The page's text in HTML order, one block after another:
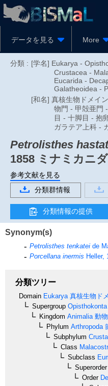
データを見る More
分類 : [学名] Eukarya -
Crustacea -
Eucarida -
Galatheoidea -
[和名] 真核生物ドメイ
物門 - 甲殻亜門
目 - 十脚目 - 抱
ガラテア上科 -
Petrolisthes
1858 ミナミカニ
参考文献を見る
分類群情報
分類情報の提供
Synonym(s)
Petrolisthes tenkatei de
Porcellana inermis Heller,
分類ツリー
Domain Eukarya 真核生物ド
Supergroup Opisthokonta
Kingdom Animalia 動
Phylum Arthropoda
Subphylum
Class
Subclass
Superorder
Order